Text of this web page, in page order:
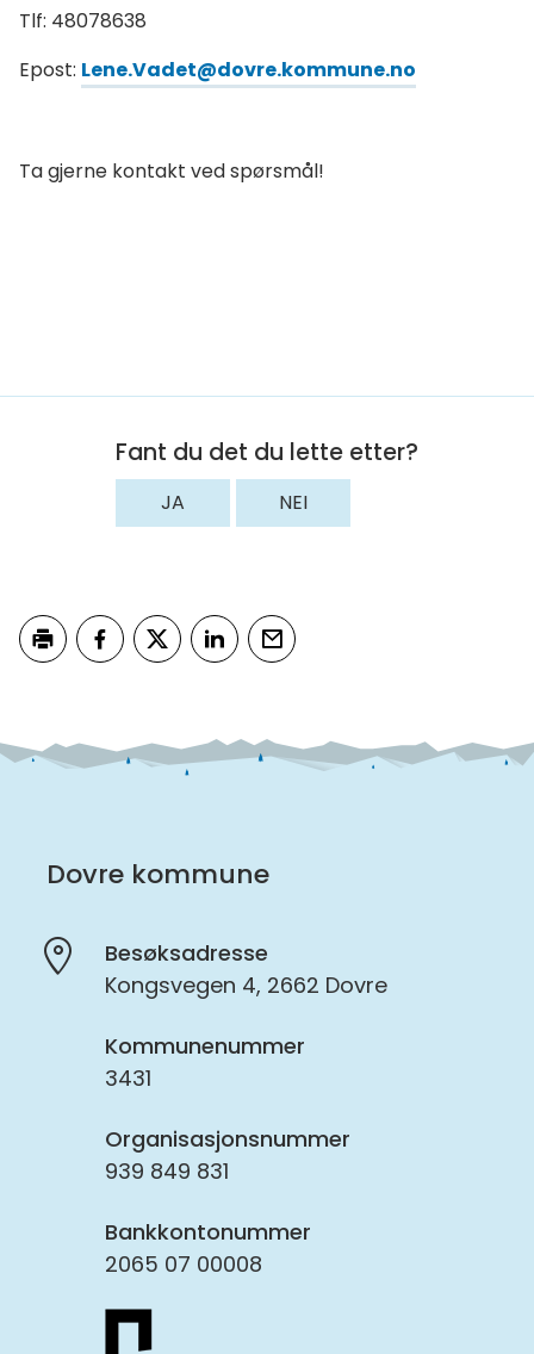
Tlf: 48078638
Epost: Lene.Vadet@dovre.kommune.no
Ta gjerne kontakt ved spørsmål!
Fant du det du lette etter?
JA NEI
Dovre kommune
Besøksadresse
Kongsvegen 4, 2662 Dovre
Kommunenummer
3431
Organisasjonsnummer
939 849 831
Bankkontonummer
2065 07 00008